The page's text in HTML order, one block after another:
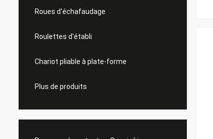
Roues d'échafaudage
Roulettes d'établi
Chariot pliable à plate-forme
Plus de produits